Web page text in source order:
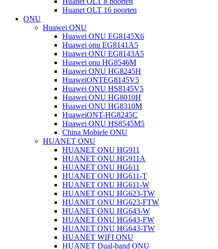
Huanet OLT 16 poorten
ONU
Huawei ONU
Huawei ONU EG8145X6
Huawei onu EG8141A5
Huawei ONU EG8143A5
Huawei onu HG8546M
Huawei ONU HG8245H
HuaweiONTEG8145V5
Huawei ONU HS8145V5
Huawei ONU HG8010H
Huawei ONU HG8310M
HuaweiONT-HG8245C
Huawei ONU HS8545M5
China Mobiele ONU
HUANET ONU
HUANET ONU HG911
HUANET ONU HG911A
HUANET ONU HG611
HUANET ONU HG611-T
HUANET ONU HG611-W
HUANET ONU HG623-TW
HUANET ONU HG623-FTW
HUANET ONU HG643-W
HUANET ONU HG643-FW
HUANET ONU HG643-TW
HUANET WIFI ONU
HUANET Dual-band ONU